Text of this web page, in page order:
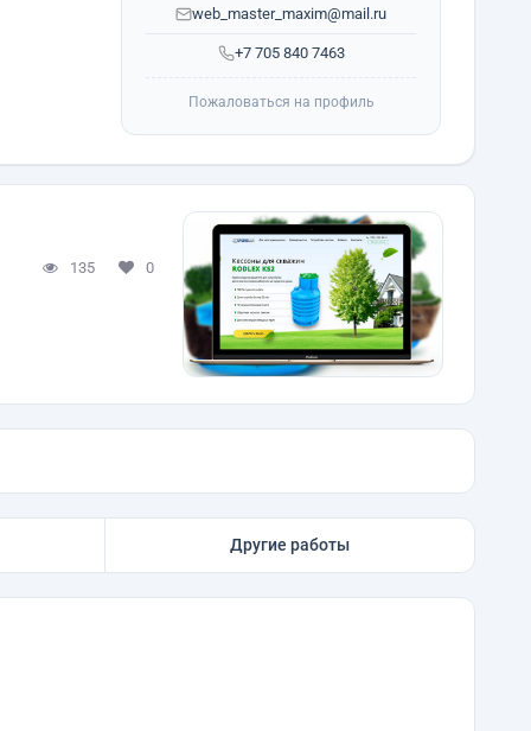
+7 705 840 7463
web_master_maxim@mail.ru
Пожаловаться на профиль
135 0
Другие работы